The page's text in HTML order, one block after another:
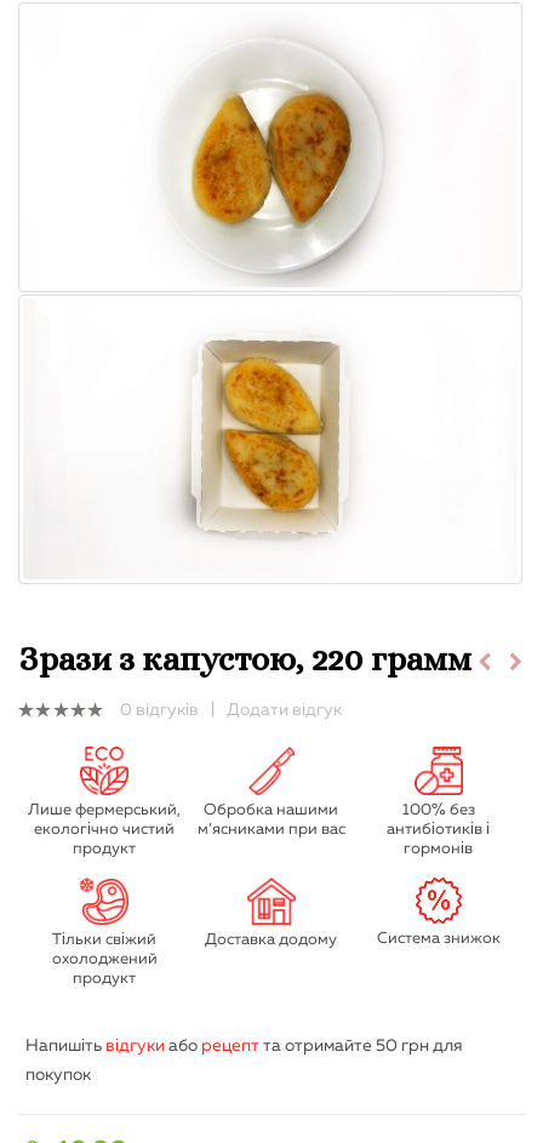
Зрази з капустою, 220 грамм
0 відгуків Додати відгук
Лише фермерський,
екологічно чистий
продукт
Обробка нашими
м’ясниками при вас
100% без
антибіотиків і
гормонів
Тільки свіжий
охолоджений
продукт
Доставка додому Система знижок
Напишіть відгуки або рецепт та отримайте 50 грн для
покупок